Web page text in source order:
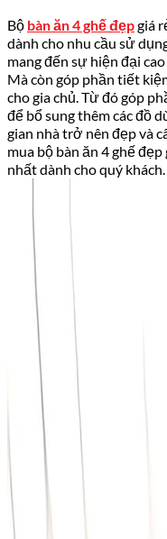
Bộ bàn ăn 4 ghế đẹpgiá
dành cho nhu cầu sử
mang đến sự hiện đại
Mà còn góp phần tiết
cho gia chủ. Từ đó góp
để bổ sung thêm các đồ
gian nhà trở nên đẹp và
mua bộ bàn ăn 4 ghế
nhất dành cho quý khách.